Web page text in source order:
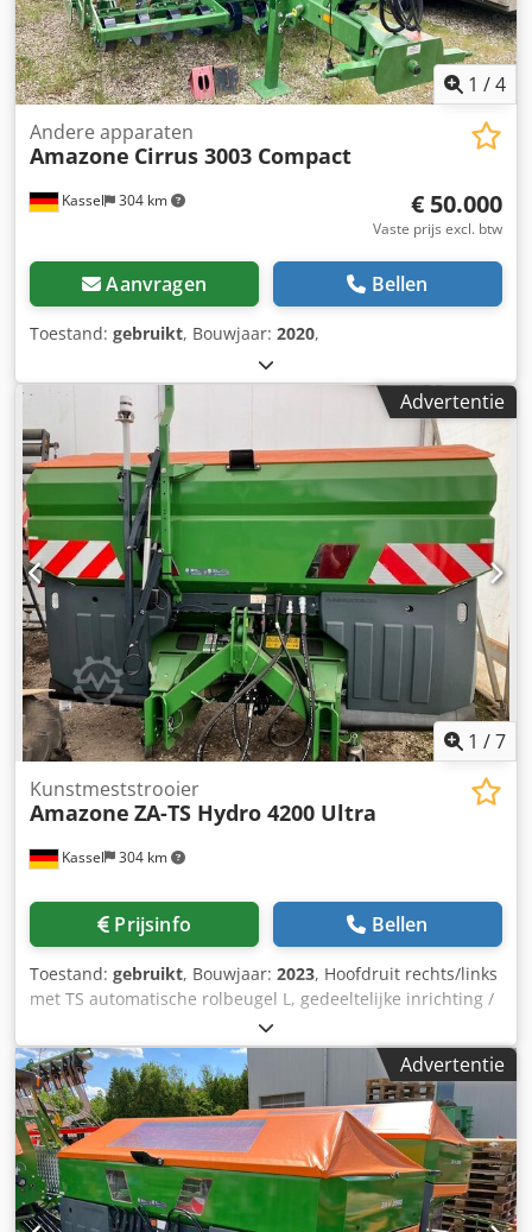
1 /4
Kassel 304 km
Andere apparaten
Amazone Cirrus 3003 Compact
€ 50.000
Vaste prijs excl. btw
Aanvragen Bellen
Toestand: gebruikt, Bouwjaar: 2020,
Advertentie
1 /7
Kassel 304 km
Kunstmeststrooier
Amazone ZA-TS Hydro 4200 Ultra
Prijsinfo Bellen
Toestand: gebruikt, Bouwjaar: 2023, Hoofdruit rechts/links
met TS automatische rolbeugel L, gedeeltelijke inrichting /
zwenkbaar, fabrieksmatig gemonteerd. Hellingsensor voor
elektronisch weegsysteem / instelsysteem voor
inleidmechanisme. Profi-weegsysteem inbouwdelen voor
ZA basismachines. LED / Achterverlichting handmatig.
Cjdpfx Ajt A Udgspteha
Advertentie